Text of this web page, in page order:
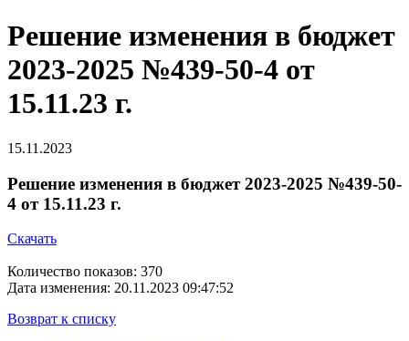
Решение изменения в бюджет
2023-2025 №439-50-4 от
15.11.23 г.
15.11.2023
Решение изменения в бюджет 2023-2025 №439-50-
4 от 15.11.23 г.
Скачать
Количество показов: 370
Дата изменения: 20.11.2023 09:47:52
Возврат к списку